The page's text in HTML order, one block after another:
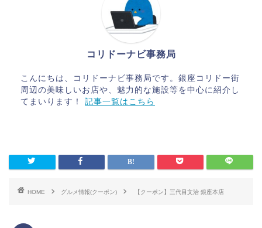
コリドーナビ事務局
こんにちは、コリドーナビ事務局です。銀座コリドー街
周辺の美味しいお店や、魅力的な施設等を中心に紹介し
てまいります！ 記事一覧はこちら
HOME グルメ情報(クーポン) 【クーポン】三代目文治 銀座本店